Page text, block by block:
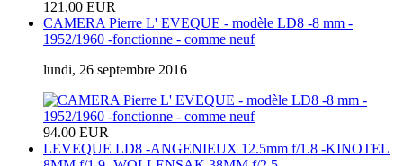
121,00 EUR
CAMERA Pierre L' EVEQUE - modèle LD8 -8 mm -
1952/1960 -fonctionne - comme neuf
lundi, 26 septembre 2016
94.00 EUR
LEVEQUE LD8 -ANGENIEUX 12.5mm f/1.8 -KINOTEL